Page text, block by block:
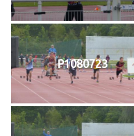
P1080723